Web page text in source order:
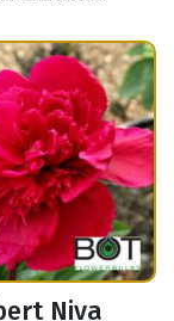
Niva